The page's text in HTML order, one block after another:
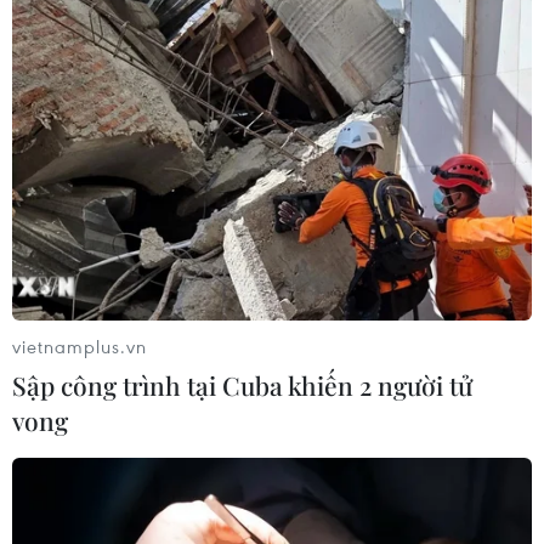
04/08/2026 15:51
Đội tuyển Việt Nam nhận
thưởng 2 tỷ đồng sau thắng lợi trước
Indonesia
04/08/2026 04:16
Iran ra điều kiện gì với Mỹ
trước khi mở lại Eo biển Hormuz?
kho hàng của nền tảng bán lẻ lớn tại
03/08/2026 15:02
vietnamplus.vn
Sập công trình tại Cuba khiến 2 người tử
vong